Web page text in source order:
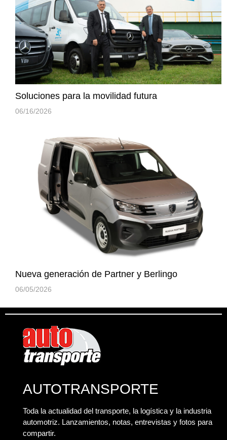
Soluciones para la movilidad futura
06/16/2026
Nueva generación de Partner y Berlingo
06/05/2026
AUTOTRANSPORTE
Toda la actualidad del transporte, la logística y la industria
automotriz. Lanzamientos, notas, entrevistas y fotos para
compartir.